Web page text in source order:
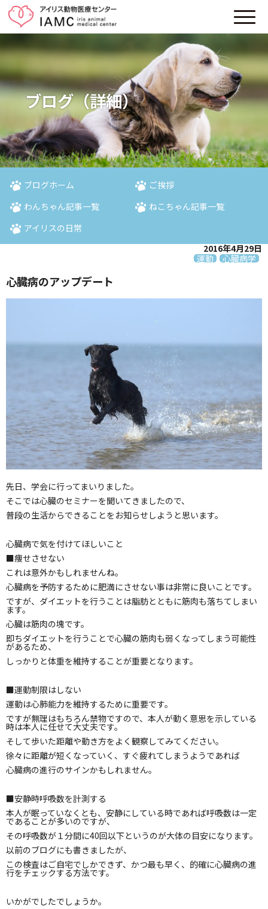
ブログ（詳細）
ブログホーム
ご挨拶
わんちゃん記事一覧
ねこちゃん記事一覧
アイリスの日常
2016年4月29日
運動
心臓病学
心臓病のアップデート
先日、学会に行ってまいりました。
そこでは心臓のセミナーを聞いてきましたので、
普段の生活からできることをお知らせしようと思います。
心臓病で気を付けてほしいこと
■痩せさせない
これは意外かもしれませんね。
心臓病を予防するために肥満にさせない事は非常に良いことです。
ですが、ダイエットを行うことは脂肪とともに筋肉も落ちてしまい
ます。
心臓は筋肉の塊です。
即ちダイエットを行うことで心臓の筋肉も弱くなってしまう可能性
があるため、
しっかりと体重を維持することが重要となります。
■運動制限はしない
運動は心肺能力を維持するために重要です。
ですが無理はもちろん禁物ですので、本人が動く意思を示している
時は本人に任せて大丈夫です。
そして歩いた距離や動き方をよく観察してみてください。
徐々に距離が短くなっていく、すぐ疲れてしまうようであれば
心臓病の進行のサインかもしれません。
■安静時呼吸数を計測する
本人が眠っていなくとも、安静にしている時であれば呼吸数は一定
であることが多いのですが、
その呼吸数が１分間に40回以下というのが大体の目安になります。
以前のブログにも書きましたが、
この検査はご自宅でしかできず、かつ最も早く、的確に心臓病の進
行をチェックする方法です。
いかがでしたでしょうか。